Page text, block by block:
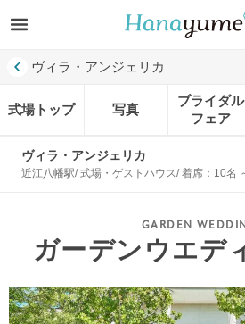
ヴィラ・アンジェリカ
式場トップ 写真
ブライダル
フェア
ヴィラ・アンジェリカ
近江八幡駅/ 式場・ゲストハウス/ 着席：10名
ガーデンウエデ